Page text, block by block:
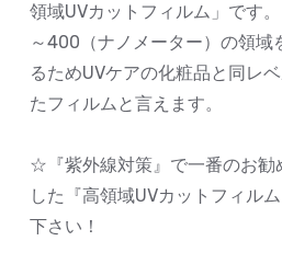
領域UVカットフィルム」です
～400（ナノメーター）の領域
るためUVケアの化粧品と同レ
たフィルムと言えます。
☆『紫外線対策』で一番のお勧
した『高領域UVカットフィル
下さい！